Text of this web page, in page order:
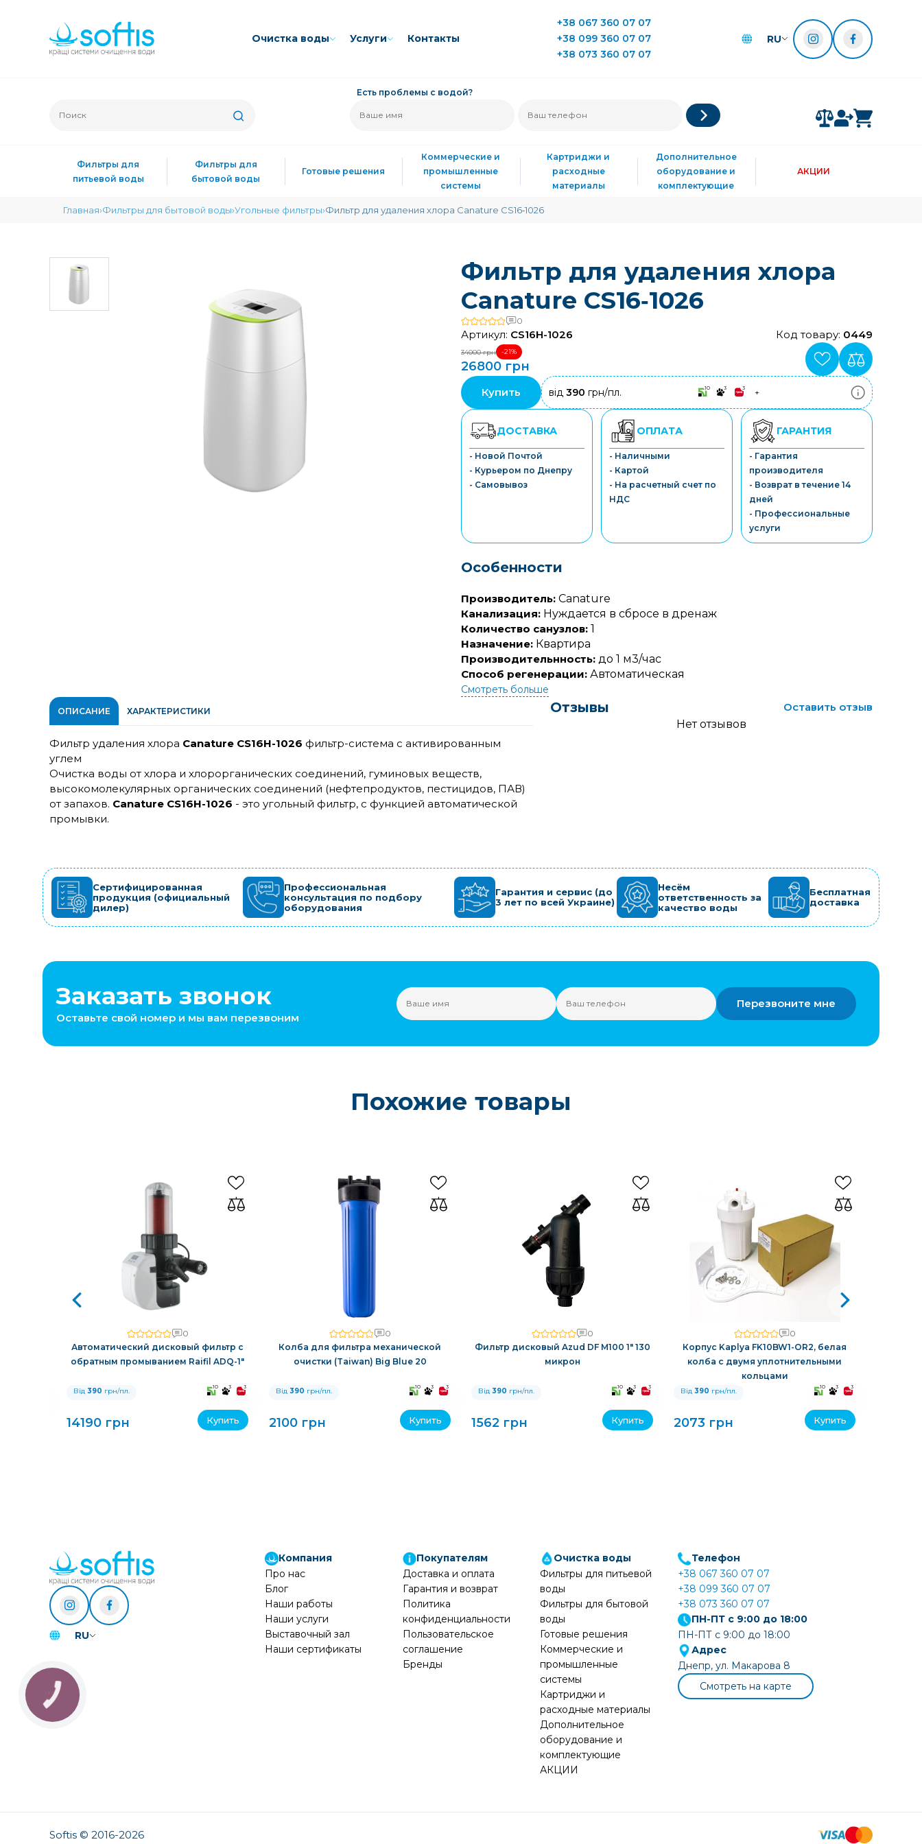
Очиcтка воды Услуги Контакты
+38 067 360 07 07
+38 099 360 07 07
+38 073 360 07 07
RU
Есть проблемы с водой?
Фильтры для
питьевой воды
Фильтры для
бытовой воды
Готовые решения
Коммерческие и
промышленные
системы
Картриджи и
расходные
материалы
Дополнительное
оборудование и
комплектующие
АКЦИИ
Главная Фильтры для бытовой воды Угольные фильтры Фильтр для удаления хлора Canature CS16‑1026
Фильтр для удаления хлора
Canature CS16‑1026
0
Артикул: CS16H-1026 Код товару: 0449
34000 грн -21%
26800 грн
Купить від 390 грн/пл. 10 3 3 +
3-10 платежів, кредит 0.01%
Монобанк
3-7 платежів, кредит 0.01%
ПУМБ
3-10 платежів, кредит 0.01%
3-10 платежів, кредит 0.01%
3-10 платежів, кредит 0.01%
Sens-Банк
3-10 платежів, кредит 0.01%
ДОСТАВКА
- Новой Почтой
- Курьером по Днепру
- Самовывоз
ОПЛАТА
- Наличными
- Картой
- На расчетный счет по
НДС
ГАРАНТИЯ
- Гарантия
производителя
- Возврат в течение 14
дней
- Профессиональные
услуги
Особенности
Производитель: Canature
Канализация: Нуждается в сбросе в дренаж
Количество санузлов: 1
Назначение: Квартира
Производительнность: до 1 м3/час
Способ регенерации: Автоматическая
Смотреть больше
ОПИСАНИЕ ХАРАКТЕРИСТИКИ
Фильтр удаления хлора Canature CS16H-1026 фильтр-система с активированным
углем
Очистка воды от хлора и хлорорганических соединений, гуминовых веществ,
высокомолекулярных органических соединений (нефтепродуктов, пестицидов, ПАВ)
от запахов. Canature CS16H-1026 - это угольный фильтр, с функцией автоматической
промывки.
Отзывы
Оставить отзыв
Нет отзывов
Сертифицированная
продукция (официальный
дилер)
Профессиональная
консультация по подбору
оборудования
Гарантия и сервис (до
3 лет по всей Украине)
Несём
ответственность за
качество воды
Бесплатная
доставка
Заказать звонок
Оставьте свой номер и мы вам перезвоним
Перезвоните мне
Похожие товары
0
Автоматический дисковый фильтр с
обратным промыванием Raifil ADQ-1"
Від 390 грн/пл. 10 3 3
14190 грн Купить
0
Колба для фильтра механической
очистки (Taiwan) Big Blue 20
Від 390 грн/пл. 10 3 3
2100 грн Купить
0
Фильтр дисковый Azud DF M100 1" 130
микрон
Від 390 грн/пл. 10 3 3
1562 грн Купить
0
Корпус Kaplya FK10BW1-OR2, белая
колба с двумя уплотнительными
кольцами
Від 390 грн/пл. 10 3 3
2073 грн Купить
RU
Компания
Про нас
Блог
Наши работы
Наши услуги
Выставочный зал
Наши сертификаты
Покупателям
Доставка и оплата
Гарантия и возврат
Политика
конфиденциальности
Пользовательское
соглашение
Бренды
Очистка воды
Фильтры для питьевой
воды
Фильтры для бытовой
воды
Готовые решения
Коммерческие и
промышленные
системы
Картриджи и
расходные материалы
Дополнительное
оборудование и
комплектующие
АКЦИИ
Телефон
+38 067 360 07 07
+38 099 360 07 07
+38 073 360 07 07
ПН-ПТ с 9:00 до 18:00
ПН-ПТ с 9:00 до 18:00
Адрес
Днепр, ул. Макарова 8
Смотреть на карте
Softis © 2016-2026